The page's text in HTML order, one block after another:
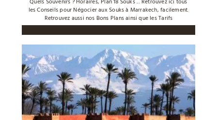
Quels Souvenirs ? Horaires, Plan 18 Souks ... Retrouvez ici tous
les Conseils pour Négocier aux Souks à Marrakech, facilement.
Retrouvez aussi nos Bons Plans ainsi que les Tarifs